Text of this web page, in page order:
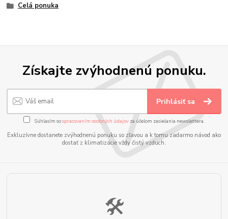
Celá ponuka
Získajte zvýhodnenú ponuku.
Prihlásiť sa
Súhlasím sospracovaním osobných údajov za účelom zasielania newslettera.
Exkluzívne dostanete zvýhodnenú ponuku so zľavou a k tomu zadarmo návod ako
dostať z klimatizácie vždy čistý vzduch.
🛠️